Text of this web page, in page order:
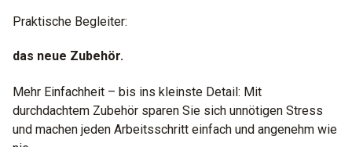
Praktische Begleiter:
das neue Zubehör.
Mehr Einfachheit – bis ins kleinste Detail: Mit
durchdachtem Zubehör sparen Sie sich unnötigen Stress
und machen jeden Arbeitsschritt einfach und angenehm wie